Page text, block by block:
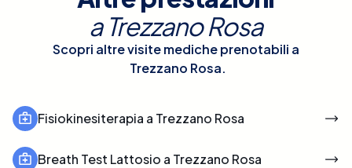
a Trezzano Rosa
Scopri altre visite mediche prenotabili a
Trezzano Rosa.
Fisiokinesiterapia a Trezzano Rosa
Breath Test Lattosio a Trezzano Rosa